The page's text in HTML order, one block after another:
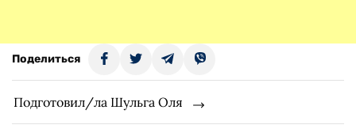
Поделиться
Подготовил/ла Шульга Оля